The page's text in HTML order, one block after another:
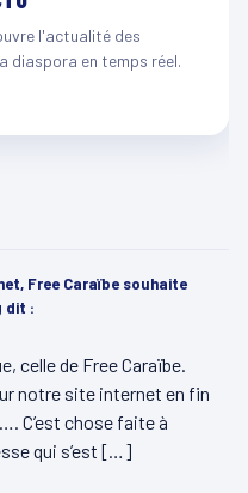
l'actualité des
diaspora en temps réel.
Free Caraïbe souhaite
dit :
celle de Free Caraïbe.
notre site internet en fin
C’est chose faite à
qui s’est […]